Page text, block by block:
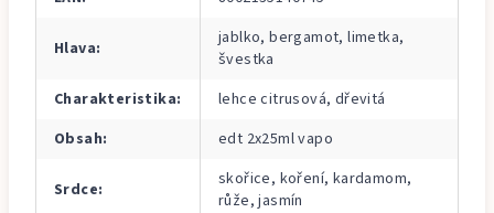
Hlava:
jablko, bergamot, limetka,
švestka
Charakteristika:
lehce citrusová, dřevitá
Obsah: edt 2x25ml vapo
Srdce:
skořice, koření, kardamom,
růže, jasmín